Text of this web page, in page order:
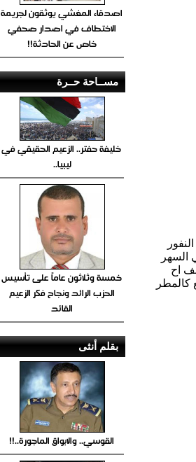
السهر
اح
كالمطر
اصدقاء المغشي يوثقون لجريمة
الاختطاف في اصدار صحفي
خاص عن الحادثة!!
مســاحة حــرة
خليفة حفتر.. الزعيم الحقيقي في
ليبيا..
خمسة وثلاثون عاماً على تأسيس
الحزب الرائد ونجاح فكر الزعيم
القائد
بقلم أنثى
القوسي.. والابواق الماجورة..!!